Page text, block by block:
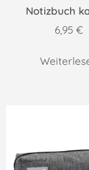
Notizbuch
6,95 €